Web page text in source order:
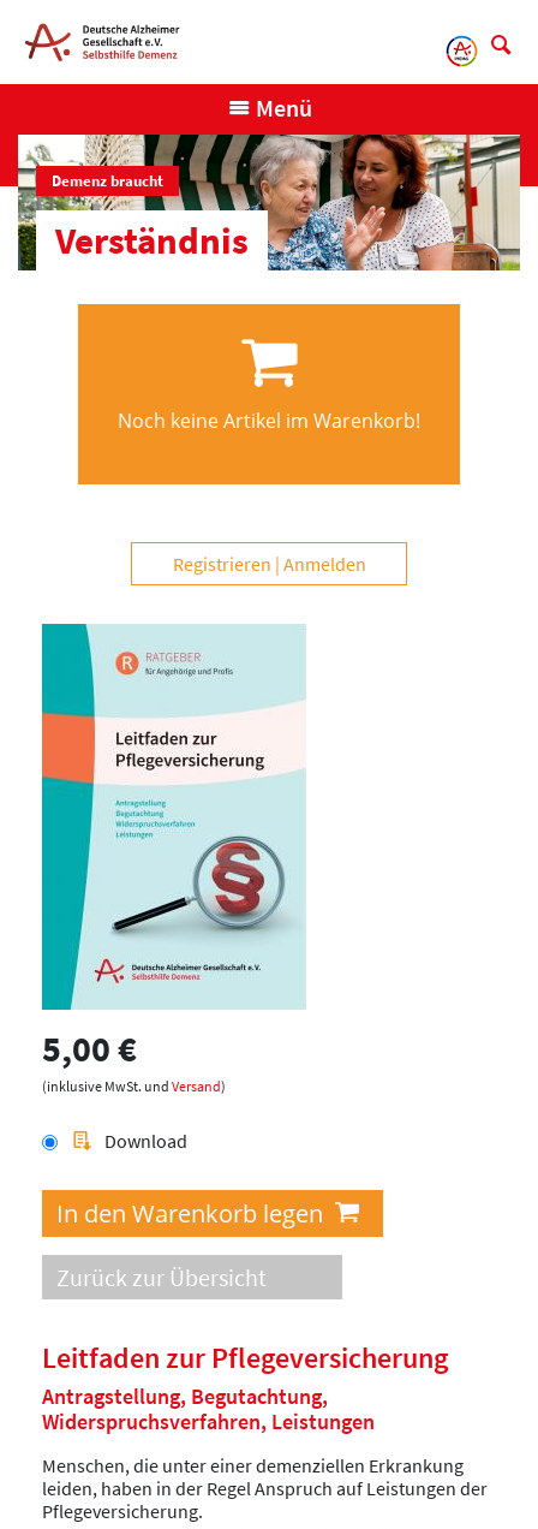
Menü
Demenz braucht
Verständnis
Noch keine Artikel im Warenkorb!
Registrieren Anmelden
5,00 €
(inklusive MwSt. und Versand)
Download
Zurück zur Übersicht
Leitfaden zur Pflegeversicherung
Antragstellung, Begutachtung,
Widerspruchsverfahren, Leistungen
Menschen, die unter einer demenziellen Erkrankung
leiden, haben in der Regel Anspruch auf Leistungen der
Pflegeversicherung.